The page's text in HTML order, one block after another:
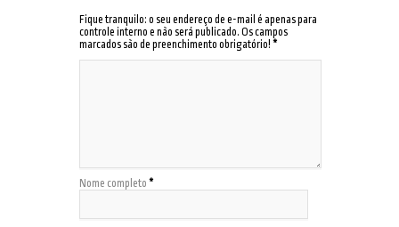
Fique tranquilo: o seu endereço de e-mail é apenas para
controle interno e não será publicado. Os campos
marcados são de preenchimento obrigatório! *
Nome completo *